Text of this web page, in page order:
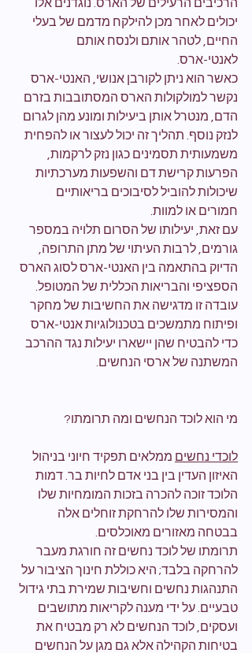
הרכיבים הרעילים של הארס. נוגדנים אלו
יכולים לאחר מכן להילקח מדמם של בעלי
החיים, לטהר אותם ולנסח אותם
לאנטי-ארס.
כאשר הוא ניתן לקורבן אנושי, האנטי-ארס
נקשר למולקולות הארס המסתובבות בזרם
הדם, מנטרל אותן ביעילות ומונע מהן לגרום
לנזק נוסף. תהליך זה יכול לעצור או להפחית
משמעותית תסמינים כגון נזק לרקמות,
הפרעות קרישת דם והשפעות מערכתיות
שיכולות להוביל לסיבוכים בריאותיים
חמורים או למוות.
עם זאת, יעילותו של הסרום תלויה במספר
גורמים, לרבות העיתוי של מתן התרופה,
הדיוק בהתאמה בין האנטי-ארס לסוג הארס
הספציפי והבריאות הכללית של המטופל.
עובדה זו מדגישה את החשיבות של מחקר
ופיתוח מתמשכים בטכנולוגיות אנטי-ארס
כדי להבטיח שהן יישארו יעילות נגד ההרכב
המשתנה של ארסי הנחשים.
מי הוא לוכד הנחשים ומה תרומתו?
לוכדי נחשים ממלאים תפקיד חיוני בניהול
האיזון העדין בין בני אדם לחיות בר. דמות
הלוכד זוכה להכרה בזכות המומחיות שלו
והמסירות שלו להרחקת זוחלים אלה
בבטחה מאזורים מאוכלסים.
תרומתו של לוכד נחשים זה חורגת מעבר
להרחקה בלבד; היא כוללת חינוך הציבור על
התנהגות נחשים וחשיבות שמירת בתי גידול
טבעיים. על ידי מענה לקריאות מתושבים
ועסקים, לוכד הנחשים לא רק מבטיח את
בטיחות הקהילה אלא גם מגן על הנחשים